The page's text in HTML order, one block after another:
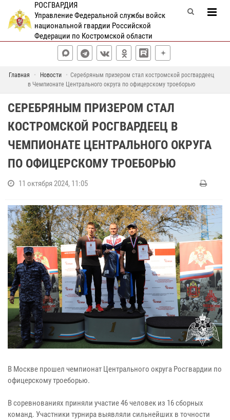
РОСГВАРДИЯ
Управление Федеральной службы войск
национальной гвардии Российской
Федерации по Костромской области
Главная Новости
Серебряным призером стал костромской росгвардеец
в Чемпионате Центрального округа по офицерскому троеборью
СЕРЕБРЯНЫМ ПРИЗЕРОМ СТАЛ
КОСТРОМСКОЙ РОСГВАРДЕЕЦ В
ЧЕМПИОНАТЕ ЦЕНТРАЛЬНОГО ОКРУГА
ПО ОФИЦЕРСКОМУ ТРОЕБОРЬЮ
11 октября 2024, 11:05
В Москве прошел чемпионат Центрального округа Росгвардии по
офицерскому троеборью.
В соревнованиях приняли участие 46 человек из 16 сборных
команд. Участники турнира выявляли сильнейших в точности